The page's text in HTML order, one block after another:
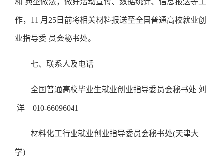
作，11 月25日前将相关材料报送至全国普通高校就业创
业指导委 员会秘书处。
七、联系人及电话
全国普通高校毕业生就业创业指导委员会秘书处 刘
洋 010-66096041
材料化工行业就业创业指导委员会秘书处(天津大
学)